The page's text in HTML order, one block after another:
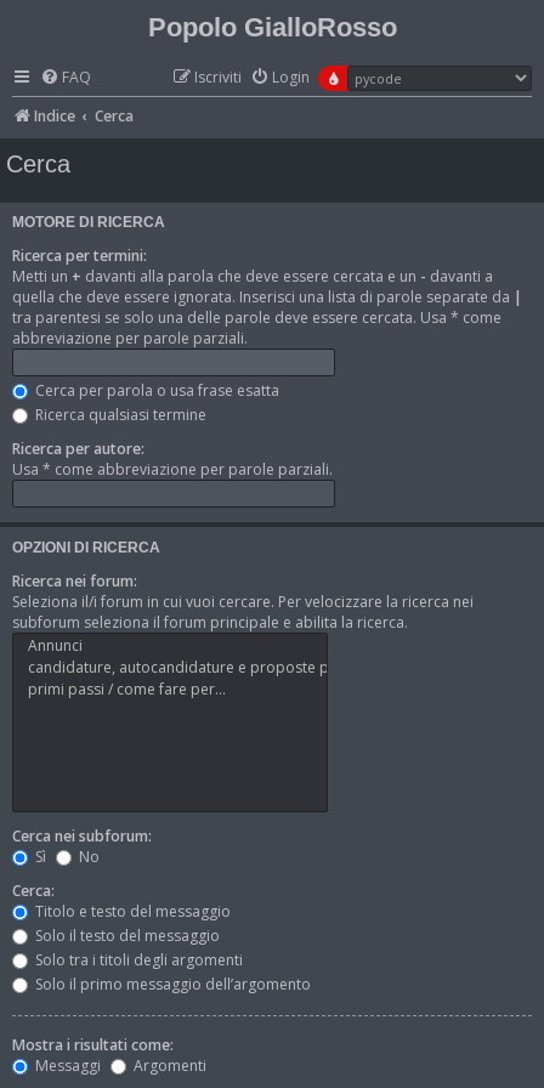
Popolo GialloRosso
FAQ Login
Iscriviti
Indice
Cerca
Cerca
MOTORE DI RICERCA
Ricerca per termini:
Metti un + davanti alla parola che deve essere cercata e un - davanti a
quella che deve essere ignorata. Inserisci una lista di parole separate da |
tra parentesi se solo una delle parole deve essere cercata. Usa * come
abbreviazione per parole parziali.
Cerca per parola o usa frase esatta
Ricerca qualsiasi termine
Ricerca per autore:
Usa * come abbreviazione per parole parziali.
OPZIONI DI RICERCA
Ricerca nei forum:
Seleziona il/i forum in cui vuoi cercare. Per velocizzare la ricerca nei
subforum seleziona il forum principale e abilita la ricerca.
Cerca nei subforum:
Sì
No
Cerca:
Titolo e testo del messaggio
Solo il testo del messaggio
Solo tra i titoli degli argomenti
Solo il primo messaggio dell’argomento
Mostra i risultati come:
Messaggi
Argomenti